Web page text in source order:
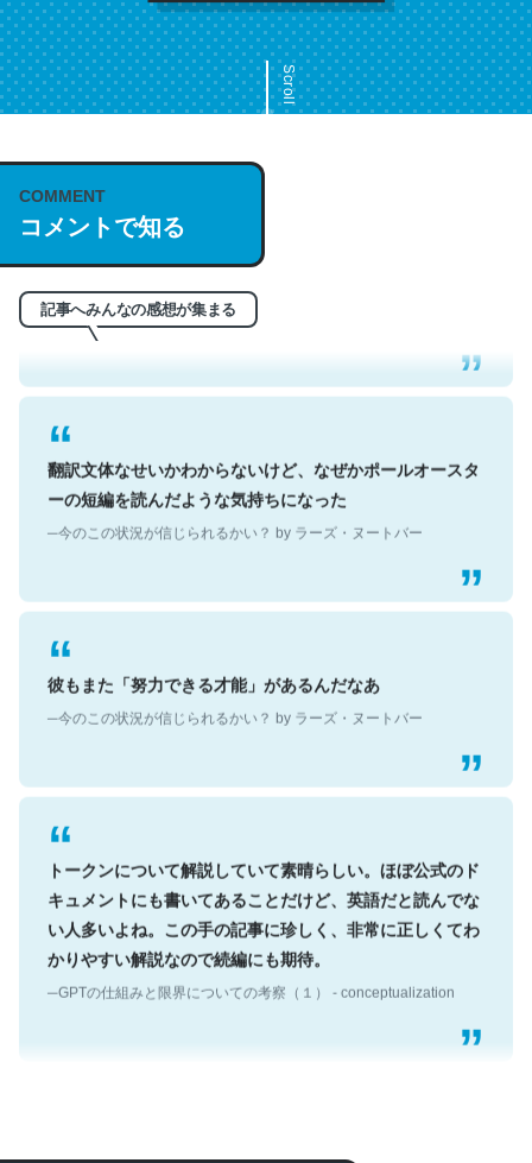
Scroll
COMMENT
コメントで知る
記事へみんなの感想が集まる
これは名文。彼はとてもクレバーなんだろうなと凄く思
う。英語少しでも読める人は原文もお勧め。自分はこの流
─今のこの状況が信じられるかい？ by ラーズ・ヌートバー
翻訳文体なせいかわからないけど、なぜかポールオースタ
ーの短編を読んだような気持ちになった
─今のこの状況が信じられるかい？ by ラーズ・ヌートバー
彼もまた「努力できる才能」があるんだなあ
─今のこの状況が信じられるかい？ by ラーズ・ヌートバー
トークンについて解説していて素晴らしい。ほぼ公式のド
キュメントにも書いてあることだけど、英語だと読んでな
い人多いよね。この手の記事に珍しく、非常に正しくてわ
かりやすい解説なので続編にも期待。
─GPTの仕組みと限界についての考察（１） - conceptualization